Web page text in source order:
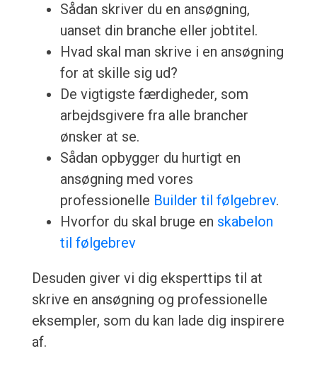
Sådan skriver du en ansøgning,
uanset din branche eller jobtitel.
Hvad skal man skrive i en ansøgning
for at skille sig ud?
De vigtigste færdigheder, som
arbejdsgivere fra alle brancher
ønsker at se.
Sådan opbygger du hurtigt en
ansøgning med vores
professionelle Builder til følgebrev.
Hvorfor du skal bruge en skabelon
til følgebrev
Desuden giver vi dig eksperttips til at
skrive en ansøgning og professionelle
eksempler, som du kan lade dig inspirere
af.